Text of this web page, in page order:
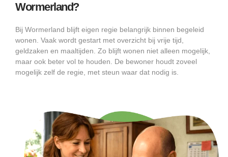
Wormerland?
Bij Wormerland blijft eigen regie belangrijk binnen begeleid
wonen. Vaak wordt gestart met overzicht bij vrije tijd,
geldzaken en maaltijden. Zo blijft wonen niet alleen mogelijk,
maar ook beter vol te houden. De bewoner houdt zoveel
mogelijk zelf de regie, met steun waar dat nodig is.